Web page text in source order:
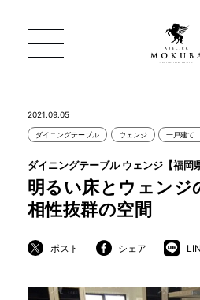
店舗から
一枚板 ATELIER
2021.09.05
ダイニングテーブル ウェンジ 一戸建て
明るい床とウェンジ
相性抜群の空間
ダイニングテーブル ウェンジ【福岡
ポスト シェア